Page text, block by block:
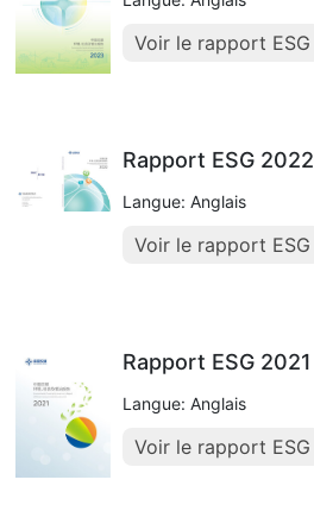
Voir le rapport ESG
Rapport ESG 2022
Langue: Anglais
Voir le rapport ESG
Rapport ESG 2021
Langue: Anglais
Voir le rapport ESG